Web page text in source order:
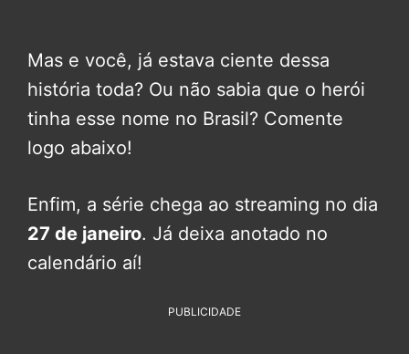
Mas e você, já estava ciente dessa
história toda? Ou não sabia que o herói
tinha esse nome no Brasil? Comente
logo abaixo!
Enfim, a série chega ao streaming no dia
27 de janeiro. Já deixa anotado no
calendário aí!
PUBLICIDADE